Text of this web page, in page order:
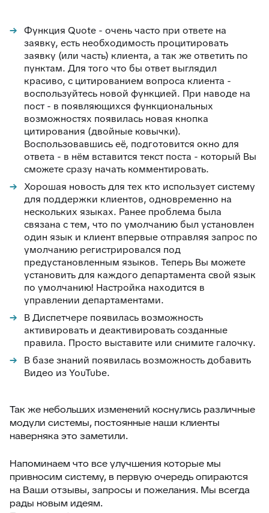
Функция Quote - очень часто при ответе на
заявку, есть необходимость процитировать
заявку (или часть) клиента, а так же ответить по
пунктам. Для того что бы ответ выглядил
красиво, с цитированием вопроса клиента -
воспользуйтесь новой функцией. При наводе на
пост - в появляющихся функциональных
возможностях появилась новая кнопка
цитирования (двойные ковычки).
Воспользовавшись её, подготовится окно для
ответа - в нём вставится текст поста - который Вы
сможете сразу начать комментировать.
Хорошая новость для тех кто использует систему
для поддержки клиентов, одновременно на
нескольких языках. Ранее проблема была
связана с тем, что по умолчанию был установлен
один язык и клиент впервые отправляя запрос по
умолчанию регистрировался под
предустановленным языков. Теперь Вы можете
установить для каждого департамента свой язык
по умолчанию! Настройка находится в
управлении департаментами.
В Диспетчере появилась возможность
активировать и деактивировать созданные
правила. Просто выставите или снимите галочку.
В базе знаний появилась возможность добавить
Видео из YouTube.
Так же небольших изменений коснулись различные
модули системы, постоянные наши клиенты
наверняка это заметили.
Напоминаем что все улучшения которые мы
привносим систему, в первую очередь опираются
на Ваши отзывы, запросы и пожелания. Мы всегда
рады новым идеям.